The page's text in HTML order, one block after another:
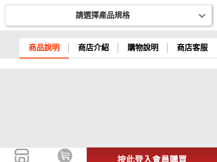
請選擇產品規格
商品說明 商店介紹 購物說明 商店客服
按此登入會員購買
行、星展銀行、台新銀行、安泰銀行、中國信
託、台灣樂天、三信商銀
兆豐銀行、合作金庫、第一銀行、華南銀行、
台灣企銀、台中銀行、匯豐銀行、華泰銀行、
臺灣新光銀行、陽信銀行、聯邦銀行、遠東商